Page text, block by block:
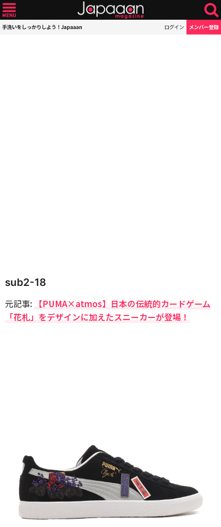
手洗いをしっかりしよう！Japaaan ログイン メンバー登録
sub2-18
元記事: 【PUMA×atmos】日本の伝統的カードゲーム
「花札」をデザインに加えたスニーカーが登場！